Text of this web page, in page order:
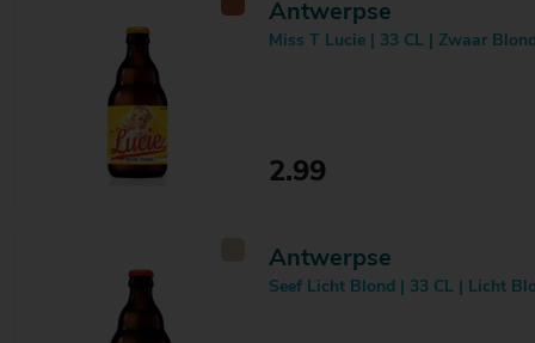
Antwerpse
Miss T Lucie | 33 CL | Zwaar
2.99
Antwerpse
Seef Licht Blond | 33 CL | Licht